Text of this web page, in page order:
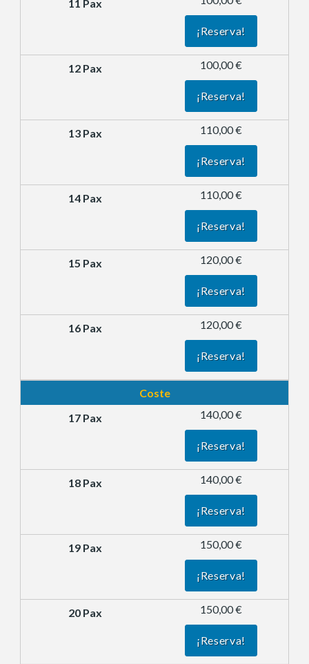
¡Reserva!
100,00 €
¡Reserva!
110,00 €
¡Reserva!
110,00 €
¡Reserva!
120,00 €
¡Reserva!
120,00 €
¡Reserva!
Coste
140,00 €
¡Reserva!
140,00 €
¡Reserva!
150,00 €
¡Reserva!
150,00 €
¡Reserva!